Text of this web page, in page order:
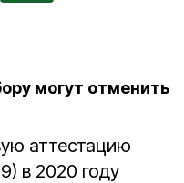
могут отменить
аттестацию
в 2020 году